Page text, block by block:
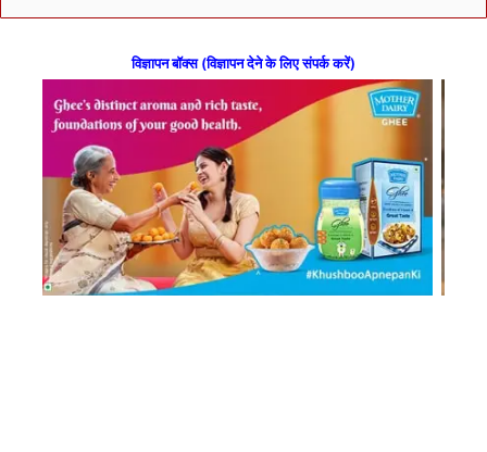
विज्ञापन बॉक्स (विज्ञापन देने के लिए संपर्क करें)